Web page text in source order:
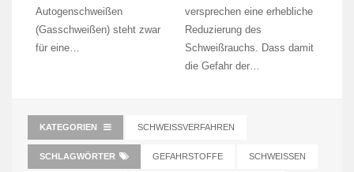
Autogenschweißen
(Gasschweißen) steht zwar
für eine…
versprechen eine erhebliche
Reduzierung des
Schweißrauchs. Dass damit
die Gefahr der…
KATEGORIEN SCHWEISSVERFAHREN
SCHLAGWÖRTER GEFAHRSTOFFE SCHWEISSEN